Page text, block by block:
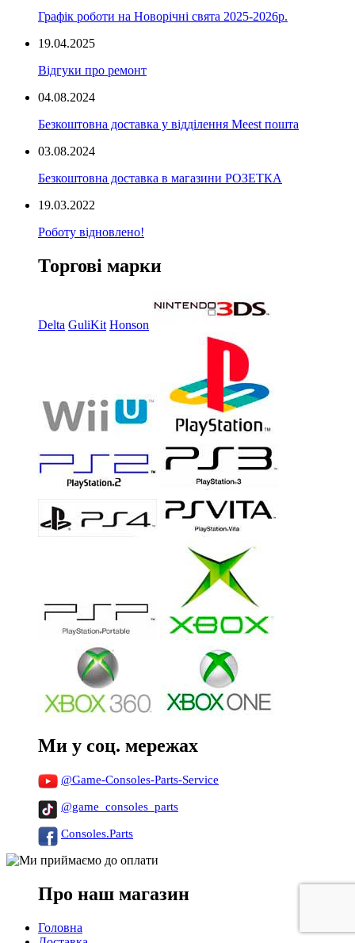
Графік роботи на Новорічні свята 2025-2026р.
19.04.2025
Відгуки про ремонт
04.08.2024
Безкоштовна доставка у відділення Meest пошта
03.08.2024
Безкоштовна доставка в магазини РОЗЕТКА
19.03.2022
Роботу відновлено!
Торгові марки
Delta GuliKit Honson
Ми у соц. мережах
@Game-Consoles-Parts-Service
@game_consoles_parts
Consoles.Parts
Про наш магазин
Головна